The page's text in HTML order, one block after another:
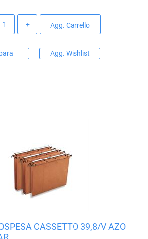
Agg. Carrello
Agg. Wishlist
CASSETTO 39,8/V AZO